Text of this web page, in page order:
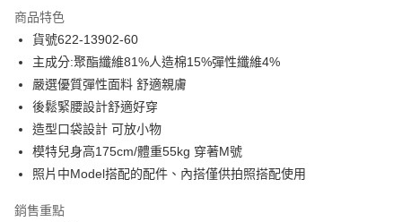
合作金庫商業銀行
華南商業銀行
上海商業儲蓄銀行
台北富邦商業銀行
國泰世華商業銀行
臺灣中小企業銀行
匯豐（台灣）商業銀行
聯邦商業銀行
元大商業銀行
永豐商業銀行
玉山商業銀行
星展（台灣）商業銀行
台灣樂天信用卡公司
超商取貨付款
LINE Pay
Apple Pay
街口支付
商品特色
貨號622-13902-60
主成分:聚酯纖維81%人造棉15%彈性纖維4%
嚴選優質彈性面料 舒適親膚
後鬆緊腰設計舒適好穿
造型口袋設計 可放小物
模特兒身高175cm/體重55kg 穿著M號
照片中Model搭配的配件、內搭僅供拍照搭配使用
銷售重點